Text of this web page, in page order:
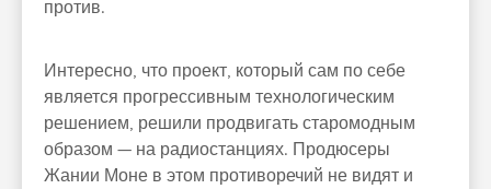
против.
Интересно, что проект, который сам по себе
является прогрессивным технологическим
решением, решили продвигать старомодным
образом — на радиостанциях. Продюсеры
Жании Моне в этом противоречий не видят и